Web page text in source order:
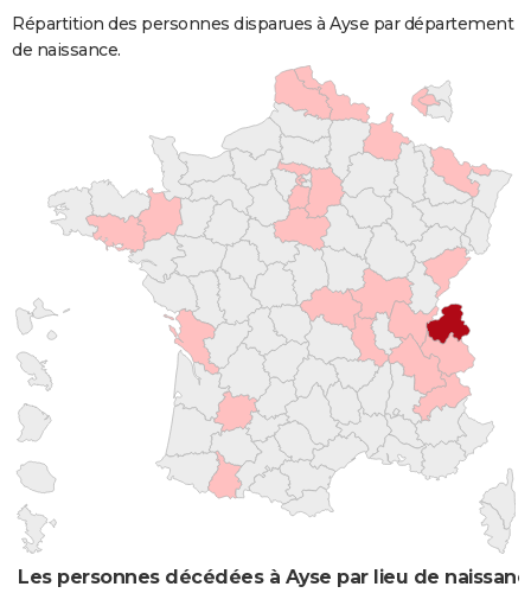
Répartition des personnes disparues à Ayse par département
de naissance.
Les personnes décédées à Ayse par lieu de